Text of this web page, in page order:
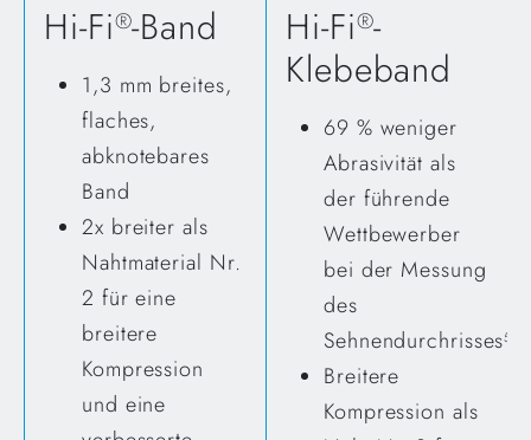
Hi-Fi®-Band
1,3 mm breites,
flaches,
abknotebares
Band
2x breiter als
Nahtmaterial Nr.
2 für eine
breitere
Kompression
und eine
Hi-Fi®-
Klebeband
69 % weniger
Abrasivität als
der führende
Wettbewerber
bei der Messung
des
Sehnendurchrisses5
Breitere
Kompression als